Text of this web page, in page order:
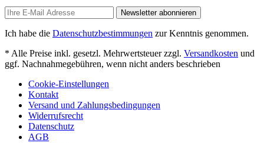
Newsletter abonnieren
Ich habe die Datenschutzbestimmungen zur Kenntnis genommen.
* Alle Preise inkl. gesetzl. Mehrwertsteuer zzgl. Versandkosten und
ggf. Nachnahmegebühren, wenn nicht anders beschrieben
Cookie-Einstellungen
Kontakt
Versand und Zahlungsbedingungen
Widerrufsrecht
Datenschutz
AGB